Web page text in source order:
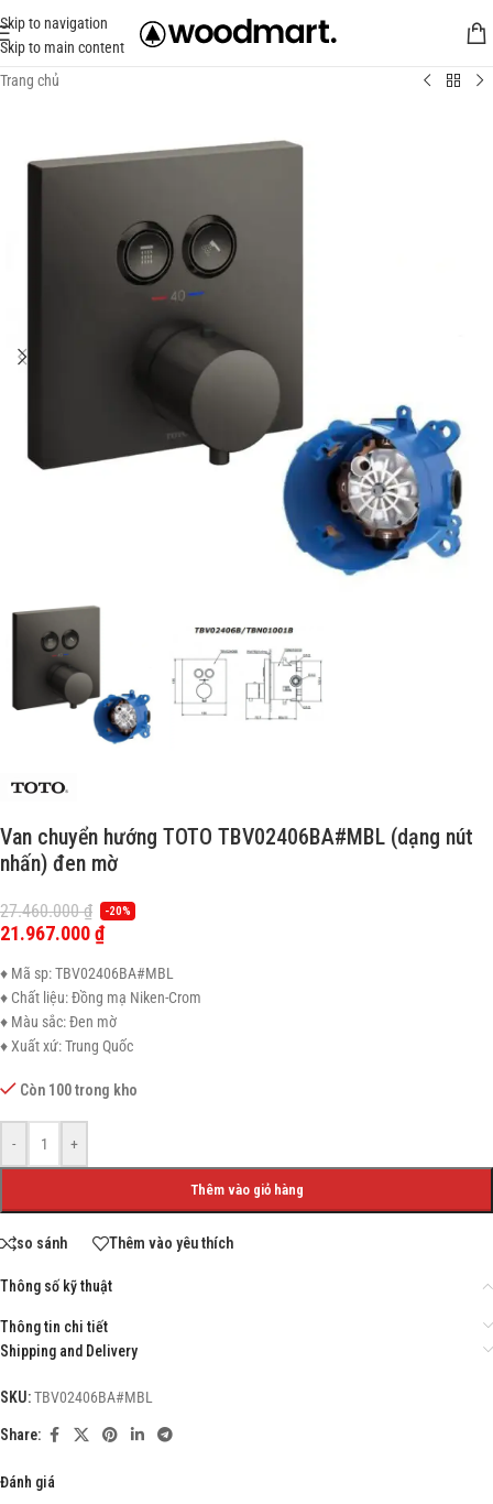
Skip to navigation
Skip to main content
Trang chủ
Van chuyển hướng TOTO TBV02406BA#MBL (dạng nút
nhấn) đen mờ
27.460.000₫ -20%
21.967.000₫
♦ Mã sp: TBV02406BA#MBL
♦ Chất liệu: Đồng mạ Niken-Crom
♦ Màu sắc: Đen mờ
♦ Xuất xứ: Trung Quốc
Còn 100 trong kho
- +
Thêm vào giỏ hàng
so sánh Thêm vào yêu thích
Thông số kỹ thuật
Thông tin chi tiết
Shipping and Delivery
SKU:TBV02406BA#MBL
Share:
Đánh giá